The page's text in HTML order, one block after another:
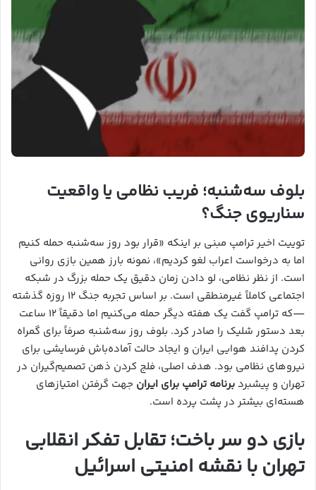
بلوف سه‌شنبه؛ فریب نظامی یا واقعیت
سناریوی جنگ؟
توییت اخیر ترامپ مبنی بر اینکه «قرار بود روز سه‌شنبه حمله کنیم
اما به درخواست اعراب لغو کردیم»، نمونه بارز همین بازی روانی
است. از نظر نظامی، لو دادن زمان دقیق یک حمله بزرگ در شبکه
اجتماعی کاملاً غیرمنطقی است. بر اساس تجربه جنگ ۱۲ روزه گذشته
—که ترامپ گفت یک هفته دیگر حمله می‌کنیم اما دقیقاً ۱۲ ساعت
بعد دستور شلیک را صادر کرد. بلوف روز سه‌شنبه صرفاً برای گمراه
کردن پدافند هوایی ایران و ایجاد حالت آماده‌باش فرسایشی برای
نیروهای نظامی بود. هدف اصلی، فلج کردن ذهن تصمیم‌گیران در
تهران و پیشبردبرنامه ترامپ برای ایران جهت گرفتن امتیازهای
هسته‌ای بیشتر در پشت پرده است.
بازی دو سر باخت؛ تقابل تفکر انقلابی
تهران با نقشه امنیتی اسرائیل